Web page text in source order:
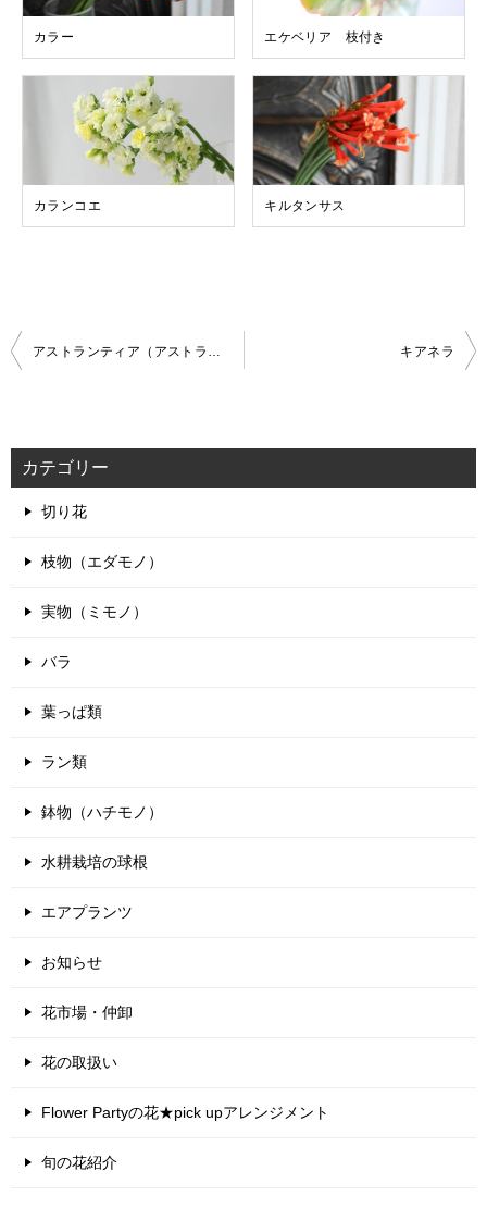
カラー エケベリア 枝付き
カランコエ キルタンサス
投
稿
ゲ
ー
ン
キアネラ
カテゴリー
切り花
枝物（エダモノ）
実物（ミモノ）
バラ
葉っぱ類
ラン類
鉢物（ハチモノ）
水耕栽培の球根
エアプランツ
お知らせ
花市場・仲卸
花の取扱い
Flower Partyの花★pick upアレンジメント
旬の花紹介